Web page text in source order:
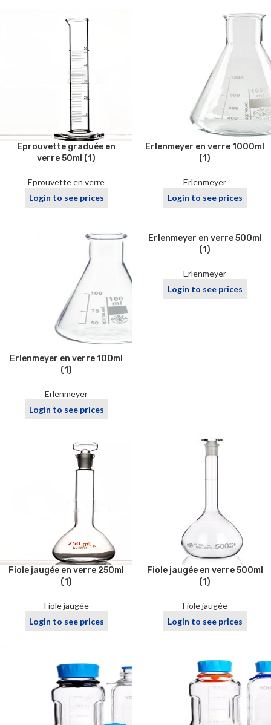
Eprouvette graduée en
verre 50ml (1)
Eprouvette en verre
Login to see prices
Erlenmeyer en verre 1000ml
(1)
Erlenmeyer
Login to see prices
Erlenmeyer en verre 100ml
(1)
Erlenmeyer
Login to see prices
Erlenmeyer en verre 500ml
(1)
Erlenmeyer
Login to see prices
Fiole jaugée en verre 250ml
(1)
Fiole jaugée
Login to see prices
Fiole jaugée en verre 500ml
(1)
Fiole jaugée
Login to see prices